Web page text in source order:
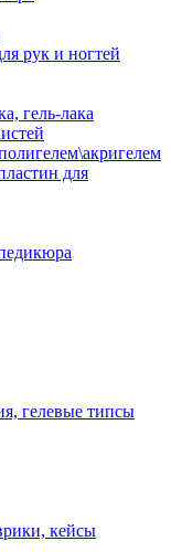
рук и ногтей
гель-лака
для
гелевые типсы
кейсы